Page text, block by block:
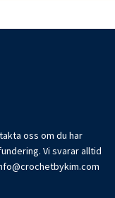
oss om du har
Vi svarar alltid